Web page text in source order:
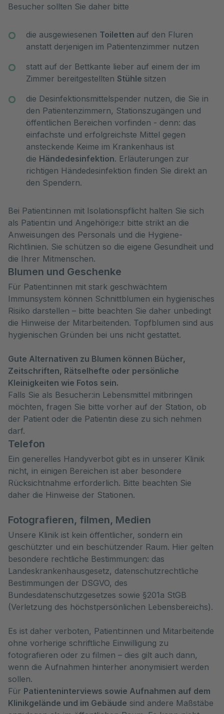
Besucher sollten Sie daher bitte
die ausgewiesenen Toiletten auf den Fluren
anstatt derjenigen im Patientenzimmer nutzen
statt auf der Bettkante lieber auf einem der im
Zimmer bereitgestellten Stühle sitzen
die Desinfektionsmittelspender nutzen, die Sie in
den Patientenzimmern, Stationszugängen und
öffentlichen Bereichen vorfinden - denn: das
einfachste und erfolgreichste Mittel gegen
ansteckende Keime im Krankenhaus ist
die Händedesinfektion. Erläuterungen zur
richtigen Händedesinfektion finden Sie direkt an
den Spendern.
Bei Patient:innen mit Isolationspflicht halten Sie sich
als Patient:in und Angehörige:r bitte strikt an die
Anweisungen des Personals und die Hygiene-
Richtlinien. Sie schützen so die eigene Gesundheit und
die Ihrer Mitmenschen.
Blumen und Geschenke
Für Patient:innen mit stark geschwächtem
Immunsystem können Schnittblumen ein hygienisches
Risiko darstellen – bitte beachten Sie daher unbedingt
die Hinweise der Mitarbeitenden. Topfblumen sind aus
hygienischen Gründen bei uns nicht gestattet.
Gute Alternativen zu Blumen können Bücher,
Zeitschriften, Rätselhefte oder persönliche
Kleinigkeiten wie Fotos sein.
Falls Sie als Besucher:in Lebensmittel mitbringen
möchten, fragen Sie bitte vorher auf der Station, ob
der Patient oder die Patientin diese zu sich nehmen
darf.
Telefon
Ein generelles Handyverbot gibt es in unserer Klinik
nicht, in einigen Bereichen ist aber besondere
Rücksichtnahme erforderlich. Bitte beachten Sie
daher die Hinweise der Stationen.
Fotografieren, filmen, Medien
Unsere Klinik ist kein öffentlicher, sondern ein
geschützter und ein beschützender Raum. Hier gelten
besondere rechtliche Bestimmungen: das
Landeskrankenhausgesetz, datenschutzrechtliche
Bestimmungen der DSGVO, des
Bundesdatenschutzgesetzes sowie §201a StGB
(Verletzung des höchstpersönlichen Lebensbereichs).
Es ist daher verboten, Patient:innen und Mitarbeitende
ohne vorherige schriftliche Einwilligung zu
fotografieren oder zu filmen – dies gilt auch dann,
wenn die Aufnahmen hinterher anonymisiert werden
sollen.
Für Patienteninterviews sowie Aufnahmen auf dem
Klinikgelände und im Gebäude sind andere Maßstäbe